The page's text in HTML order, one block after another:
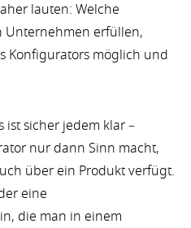
lauten: Welche
Unternehmen erfüllen,
Konfigurators möglich und
ist sicher jedem klar –
nur dann Sinn macht,
über ein Produkt verfügt.
eine
die man in einem